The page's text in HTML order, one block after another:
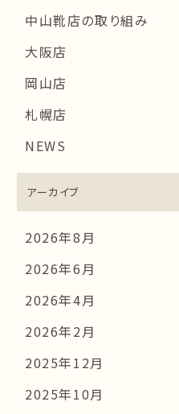
中山靴店の取り組み
大阪店
岡山店
札幌店
NEWS
アーカイブ
2026年8月
2026年6月
2026年4月
2026年2月
2025年12月
2025年10月